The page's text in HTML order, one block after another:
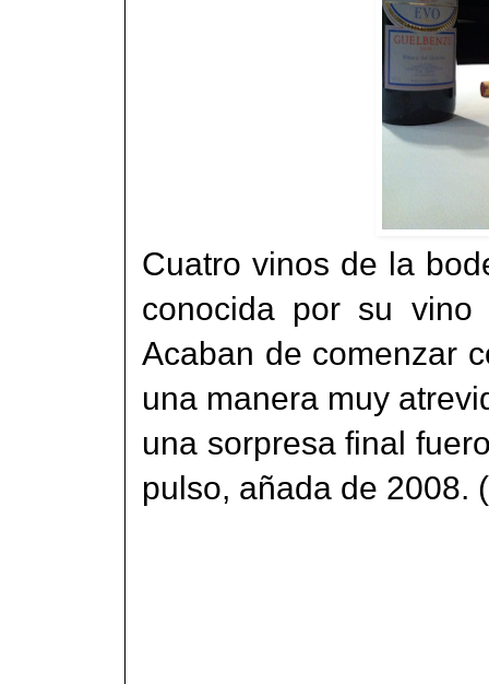
Cuatro vinos de la
conocida por su
Acaban de comenzar
una manera muy
una sorpresa final
pulso, añada de 2008.